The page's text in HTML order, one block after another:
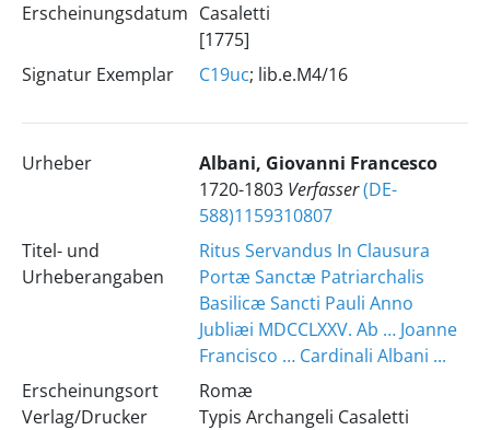
Erscheinungsdatum Casaletti
[1775]
Signatur Exemplar
C19uc; lib.e.M4/16
Urheber
Albani, Giovanni Francesco
1720-1803 Verfasser(DE-
588)1159310807
Titel- und
Urheberangaben
Ritus Servandus In Clausura
Portæ Sanctæ Patriarchalis
Basilicæ Sancti Pauli Anno
Jubliæi MDCCLXXV. Ab … Joanne
Francisco … Cardinali Albani ...
Erscheinungsort
Verlag/Drucker
Romæ
Typis Archangeli Casaletti